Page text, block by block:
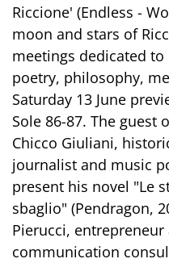
Riccione' (Endless -
moon and stars of
meetings dedicated
poetry, philosophy,
Saturday 13 June
Sole 86-87. The guest
Chicco Giuliani,
journalist and music
present his novel "Le
sbaglio" (Pendragon,
Pierucci,
communication